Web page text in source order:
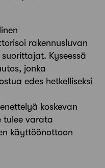
rakennusluvan
Kyseessä
jonka
edes hetkelliseksi
koskevan
tulee varata
käyttöönottoon